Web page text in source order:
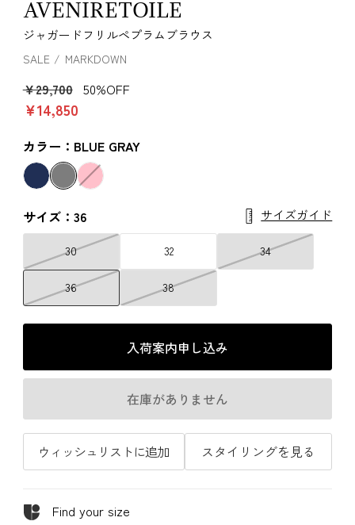
AVENIRETOILE
ジャガードフリルペプラムブラウス
SALE MARKDOWN
￥29,700 50%OFF
￥14,850
カラー：BLUE GRAY
サイズ：36 サイズガイド
30 32 34
36 38
入荷案内申し込み
在庫がありません
ウィッシュリストに追加 スタイリングを見る
Find your size